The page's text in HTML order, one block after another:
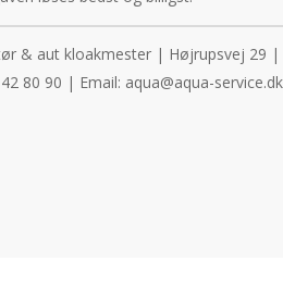
& aut kloakmester | Højrupsvej 29 |
80 90 | Email: aqua@aqua-service.dk